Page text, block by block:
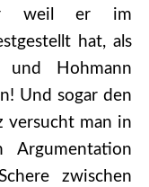
weil er im
hat, als
Hohmann
Und sogar den
versucht man in
Argumentation
zwischen